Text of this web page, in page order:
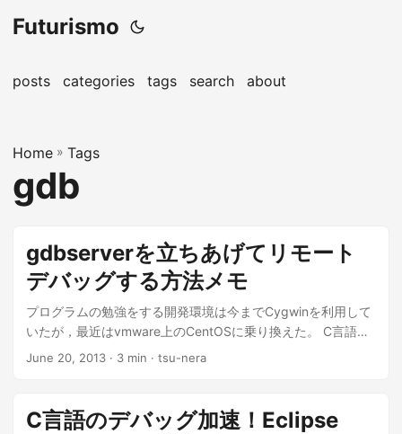
Futurismo
posts categories tags search about
Home » Tags
gdb
gdbserverを立ちあげてリモート
デバッグする方法メモ
プログラムの勉強をする開発環境は今までCygwinを利用して
いたが，最近はvmware上のCentOSに乗り換えた。 C言語の
コードを編集する...
June 20, 2013 · 3 min · tsu-nera
C言語のデバッグ加速！Eclipse